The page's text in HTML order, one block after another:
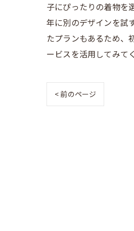
子にぴったりの着物を
年に別のデザインを試
たプランもあるため、
ービスを活用してみて
< 前のページ